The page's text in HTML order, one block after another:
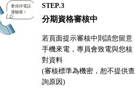
STEP.3
分期資格審核中
若頁面提示審核中則請您留意
手機來電，專員會致電與您核
對資料
(審核標準為機密，恕不提供查
詢原因)